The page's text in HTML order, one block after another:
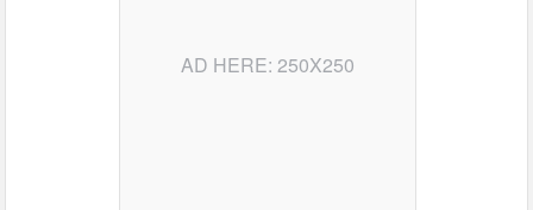
AD HERE: 250X250